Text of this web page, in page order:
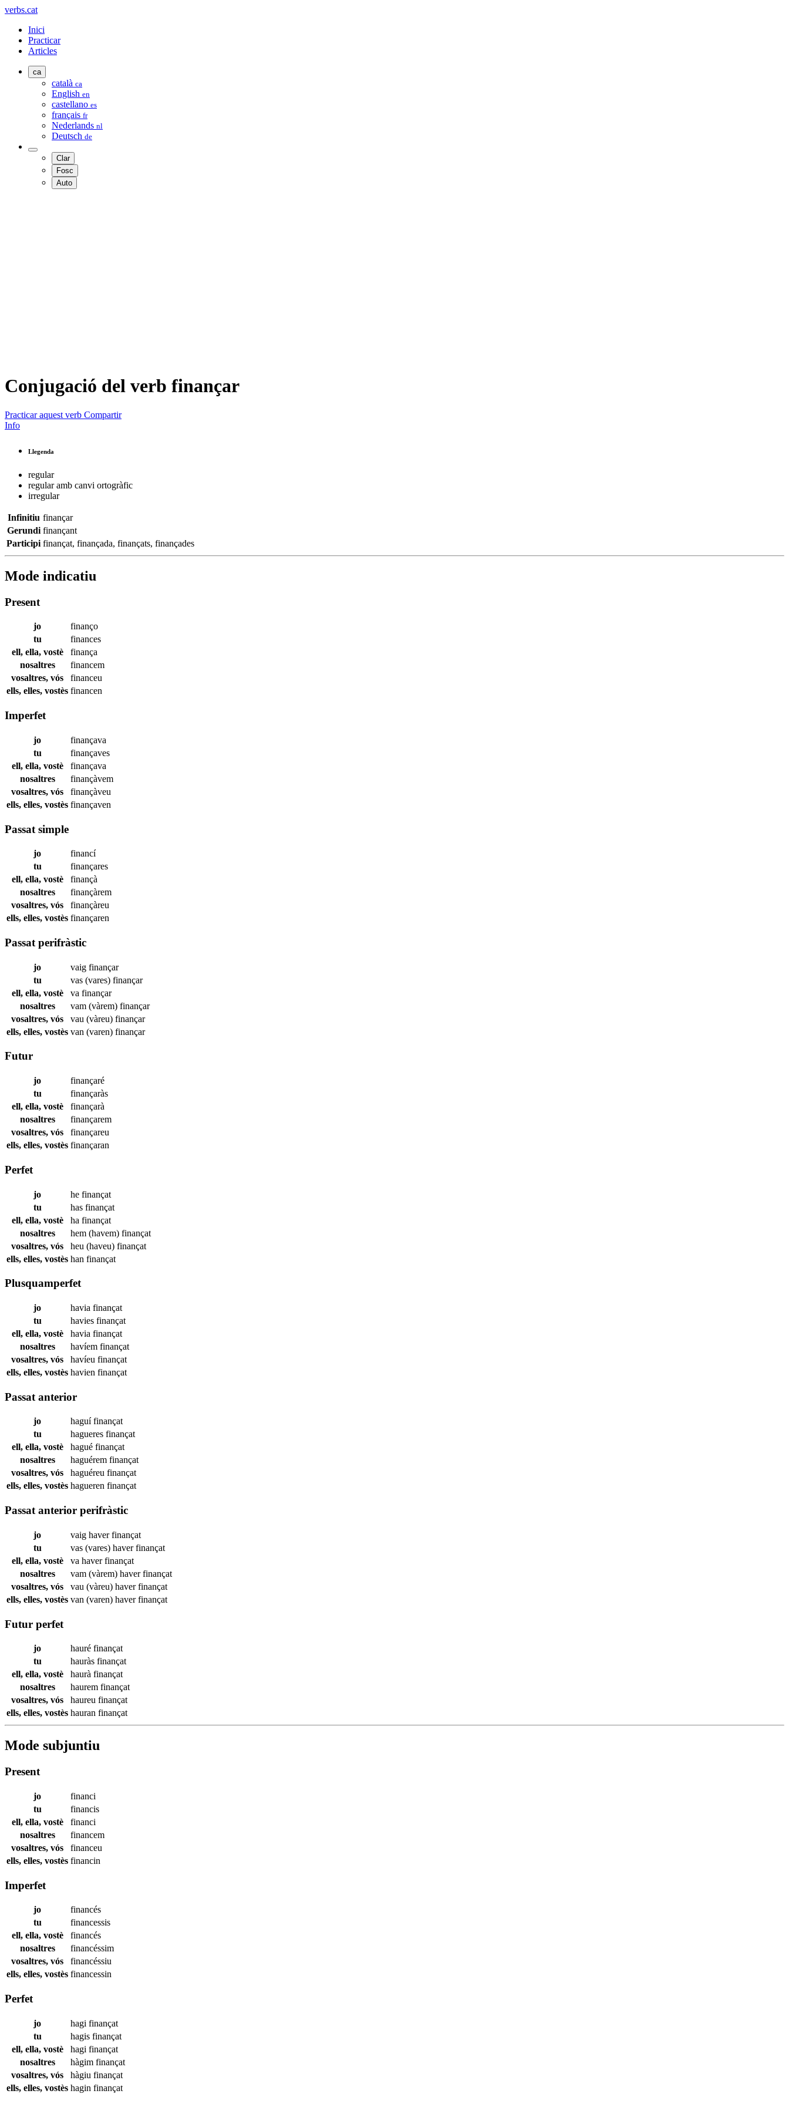
verbs.cat
Inici
Practicar
Articles
ca
català ca
English en
castellano es
français fr
Nederlands nl
Deutsch de
Clar
Fosc
Auto
Conjugació del verb finançar
Practicar aquest verb Compartir
Info
Llegenda
regular
regular amb canvi ortogràfic
irregular
Infinitiu finançar
Gerundi finançant
Participi finançat, finançada, finançats, finançades
Mode indicatiu
Present
jo
finanço
tu
finances
ell, ella, vostè
finança
nosaltres
financem
vosaltres, vós
financeu
ells, elles, vostès financen
Imperfet
jo
finançava
tu
finançaves
ell, ella, vostè
finançava
nosaltres
finançàvem
vosaltres, vós
finançàveu
ells, elles, vostès finançaven
Passat simple
jo
financí
tu
finançares
ell, ella, vostè
finançà
nosaltres
finançàrem
vosaltres, vós
finançàreu
ells, elles, vostès finançaren
Passat perifràstic
jo vaig finançar
tu
vas (vares) finançar
ell, ella, vostè
va finançar
nosaltres
vam (vàrem) finançar
vosaltres, vós
vau (vàreu) finançar
ells, elles, vostès van (varen) finançar
Futur
jo
finançaré
tu
finançaràs
ell, ella, vostè
finançarà
nosaltres
finançarem
vosaltres, vós
finançareu
ells, elles, vostès finançaran
Perfet
jo he finançat
tu
has finançat
ell, ella, vostè
ha finançat
nosaltres
hem (havem) finançat
vosaltres, vós
heu (haveu) finançat
ells, elles, vostès han finançat
Plusquamperfet
jo havia finançat
tu
havies finançat
ell, ella, vostè
havia finançat
nosaltres
havíem finançat
vosaltres, vós
havíeu finançat
ells, elles, vostès havien finançat
Passat anterior
jo haguífinançat
tu
hagueres finançat
ell, ella, vostè
hagué finançat
nosaltres
haguérem finançat
vosaltres, vós
haguéreu finançat
ells, elles, vostès hagueren finançat
Passat anterior perifràstic
jo vaig haverfinançat
tu
vas (vares) haverfinançat
ell, ella, vostè
va haverfinançat
nosaltres
vam (vàrem) haverfinançat
vosaltres, vós
vau (vàreu) haverfinançat
ells, elles, vostès van (varen) haverfinançat
Futur perfet
jo hauré finançat
tu
hauràs finançat
ell, ella, vostè
haurà finançat
nosaltres
haurem finançat
vosaltres, vós
haureu finançat
ells, elles, vostès hauran finançat
Mode subjuntiu
Present
jo
financi
tu
financis
ell, ella, vostè
financi
nosaltres
financem
vosaltres, vós
financeu
ells, elles, vostès financin
Imperfet
jo
financés
tu
financessis
ell, ella, vostè
financés
nosaltres
financéssim
vosaltres, vós
financéssiu
ells, elles, vostès financessin
Perfet
jo hagi finançat
tu
hagis finançat
ell, ella, vostè
hagi finançat
nosaltres
hàgim finançat
vosaltres, vós
hàgiu finançat
ells, elles, vostès hagin finançat